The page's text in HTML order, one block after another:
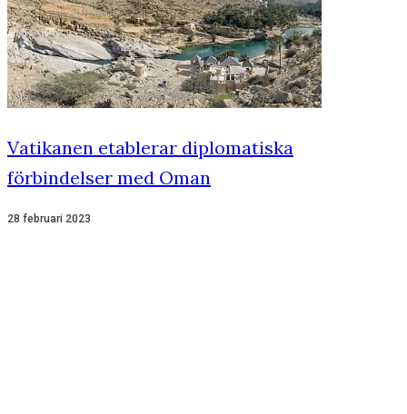
Vatikanen etablerar diplomatiska
förbindelser med Oman
28 februari 2023